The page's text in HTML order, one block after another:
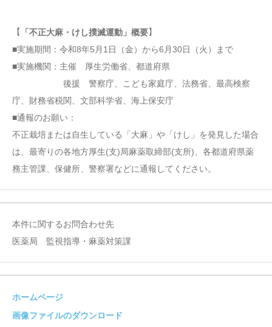
【 「不正大麻・けし撲滅運動」概要】
■実施期間：令和8年5月1日（金）から6月30日（火）まで
■実施機関：主催 厚生労働省、都道府県
後援 警察庁、こども家庭庁、法務省、最高検察
庁、財務省税関、文部科学省、海上保安庁
■通報のお願い：
不正栽培または自生している「大麻」や「けし」を発見した場合
は、最寄りの各地方厚生(支)局麻薬取締部(支所)、各都道府県薬
務主管課、保健所、警察署などに通報してください。
本件に関するお問合わせ先
医薬局 監視指導・麻薬対策課
ホームページ
画像ファイルのダウンロード